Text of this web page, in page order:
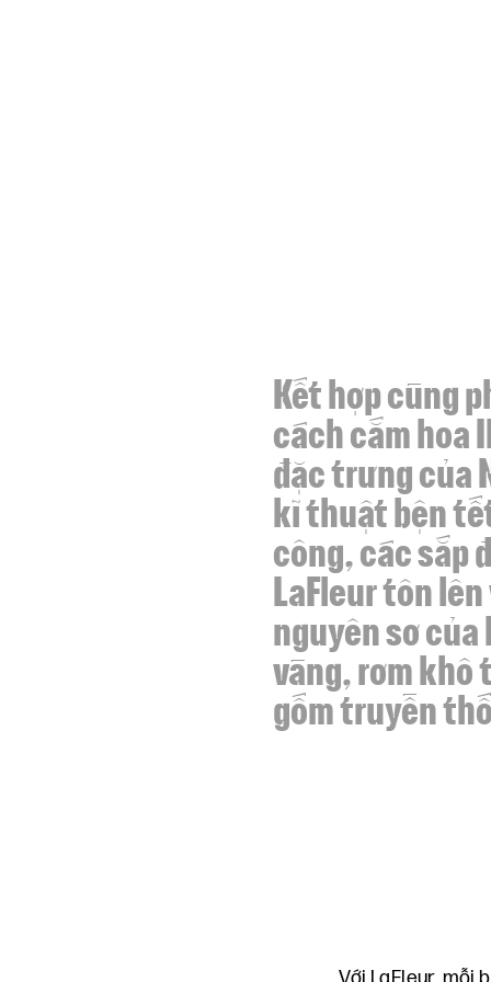
Kết hợp cùng
cách cắm hoa
đặc trưng của
kĩ thuật bện
công, các sắp
LaFleur tôn lên
nguyên sơ của
vàng, rơm khô
gốm truyền